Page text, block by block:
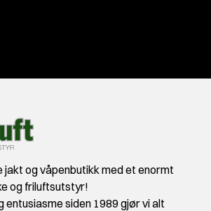
og våpenbutikk med et enormt
og friluftsutstyr!
entusiasme siden 1989 gjør vi alt